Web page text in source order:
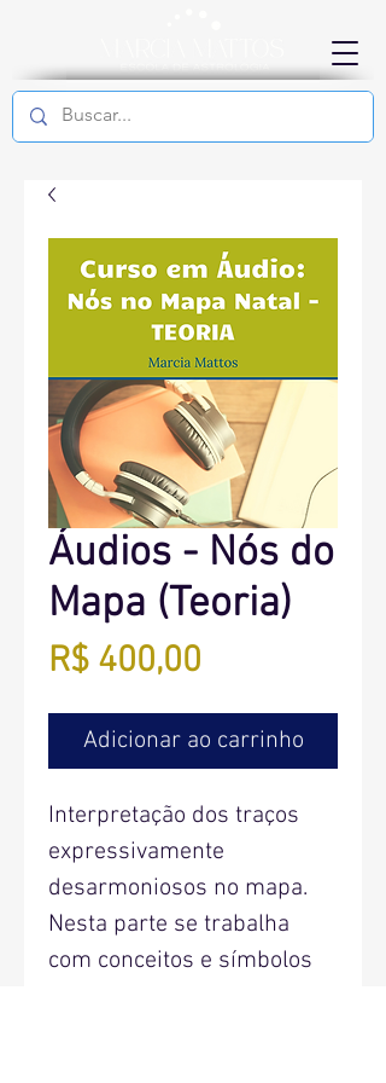
Áudios - Nós do
Mapa (Teoria)
R$ 400,00
Adicionar ao carrinho
Interpretação dos traços
expressivamente
desarmoniosos no mapa.
Nesta parte se trabalha
com conceitos e símbolos